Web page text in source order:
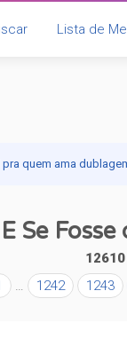
Lista de
quem ama
E Se
… 1242 1243